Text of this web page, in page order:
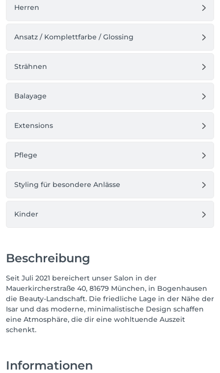
Herren
Ansatz / Komplettfarbe / Glossing
Strähnen
Balayage
Extensions
Pflege
Styling für besondere Anlässe
Kinder
Beschreibung
Seit Juli 2021 bereichert unser Salon in der
Mauerkircherstraße 40, 81679 München, in Bogenhausen
die Beauty-Landschaft. Die friedliche Lage in der Nähe der
Isar und das moderne, minimalistische Design schaffen
eine Atmosphäre, die dir eine wohltuende Auszeit
schenkt.
Informationen